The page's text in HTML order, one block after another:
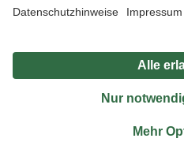
Produkte nur solange der Vorrat reicht.
*Paketversand ab 59 € versandkostenfrei, gilt
Privatsphäre
Nutzungsbedingungen
© 2026 toom Baumarkt GmbH